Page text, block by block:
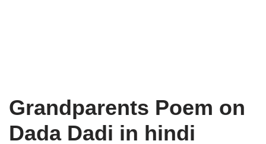
Grandparents Poem on
Dada Dadi in hindi